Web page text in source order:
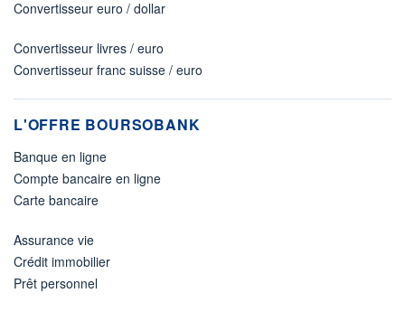
Convertisseur euro / dollar
Convertisseur livres / euro
Convertisseur franc suisse / euro
L'OFFRE BOURSOBANK
Banque en ligne
Compte bancaire en ligne
Carte bancaire
Assurance vie
Crédit immobilier
Prêt personnel